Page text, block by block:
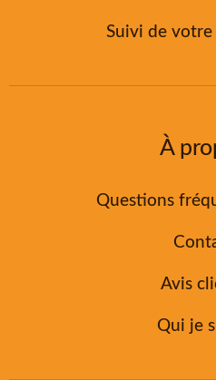
Suivi de votre
À
Questions
Avis
Qui je